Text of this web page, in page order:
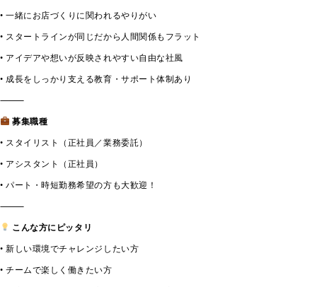
• 一緒にお店づくりに関われるやりがい
• スタートラインが同じだから人間関係もフラット
• アイデアや想いが反映されやすい自由な社風
• 成長をしっかり支える教育・サポート体制あり
⸻
募集職種
• スタイリスト（正社員／業務委託）
• アシスタント（正社員）
• パート・時短勤務希望の方も大歓迎！
⸻
こんな方にピッタリ
• 新しい環境でチャレンジしたい方
• チームで楽しく働きたい方